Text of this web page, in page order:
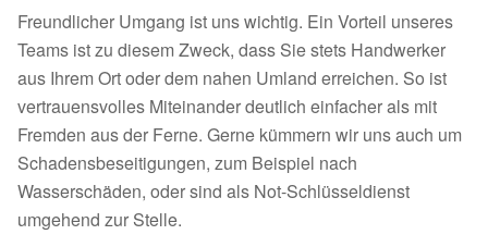
Freundlicher Umgang ist uns wichtig. Ein Vorteil unseres
Teams ist zu diesem Zweck, dass Sie stets Handwerker
aus Ihrem Ort oder dem nahen Umland erreichen. So ist
vertrauensvolles Miteinander deutlich einfacher als mit
Fremden aus der Ferne. Gerne kümmern wir uns auch um
Schadensbeseitigungen, zum Beispiel nach
Wasserschäden, oder sind als Not-Schlüsseldienst
umgehend zur Stelle.